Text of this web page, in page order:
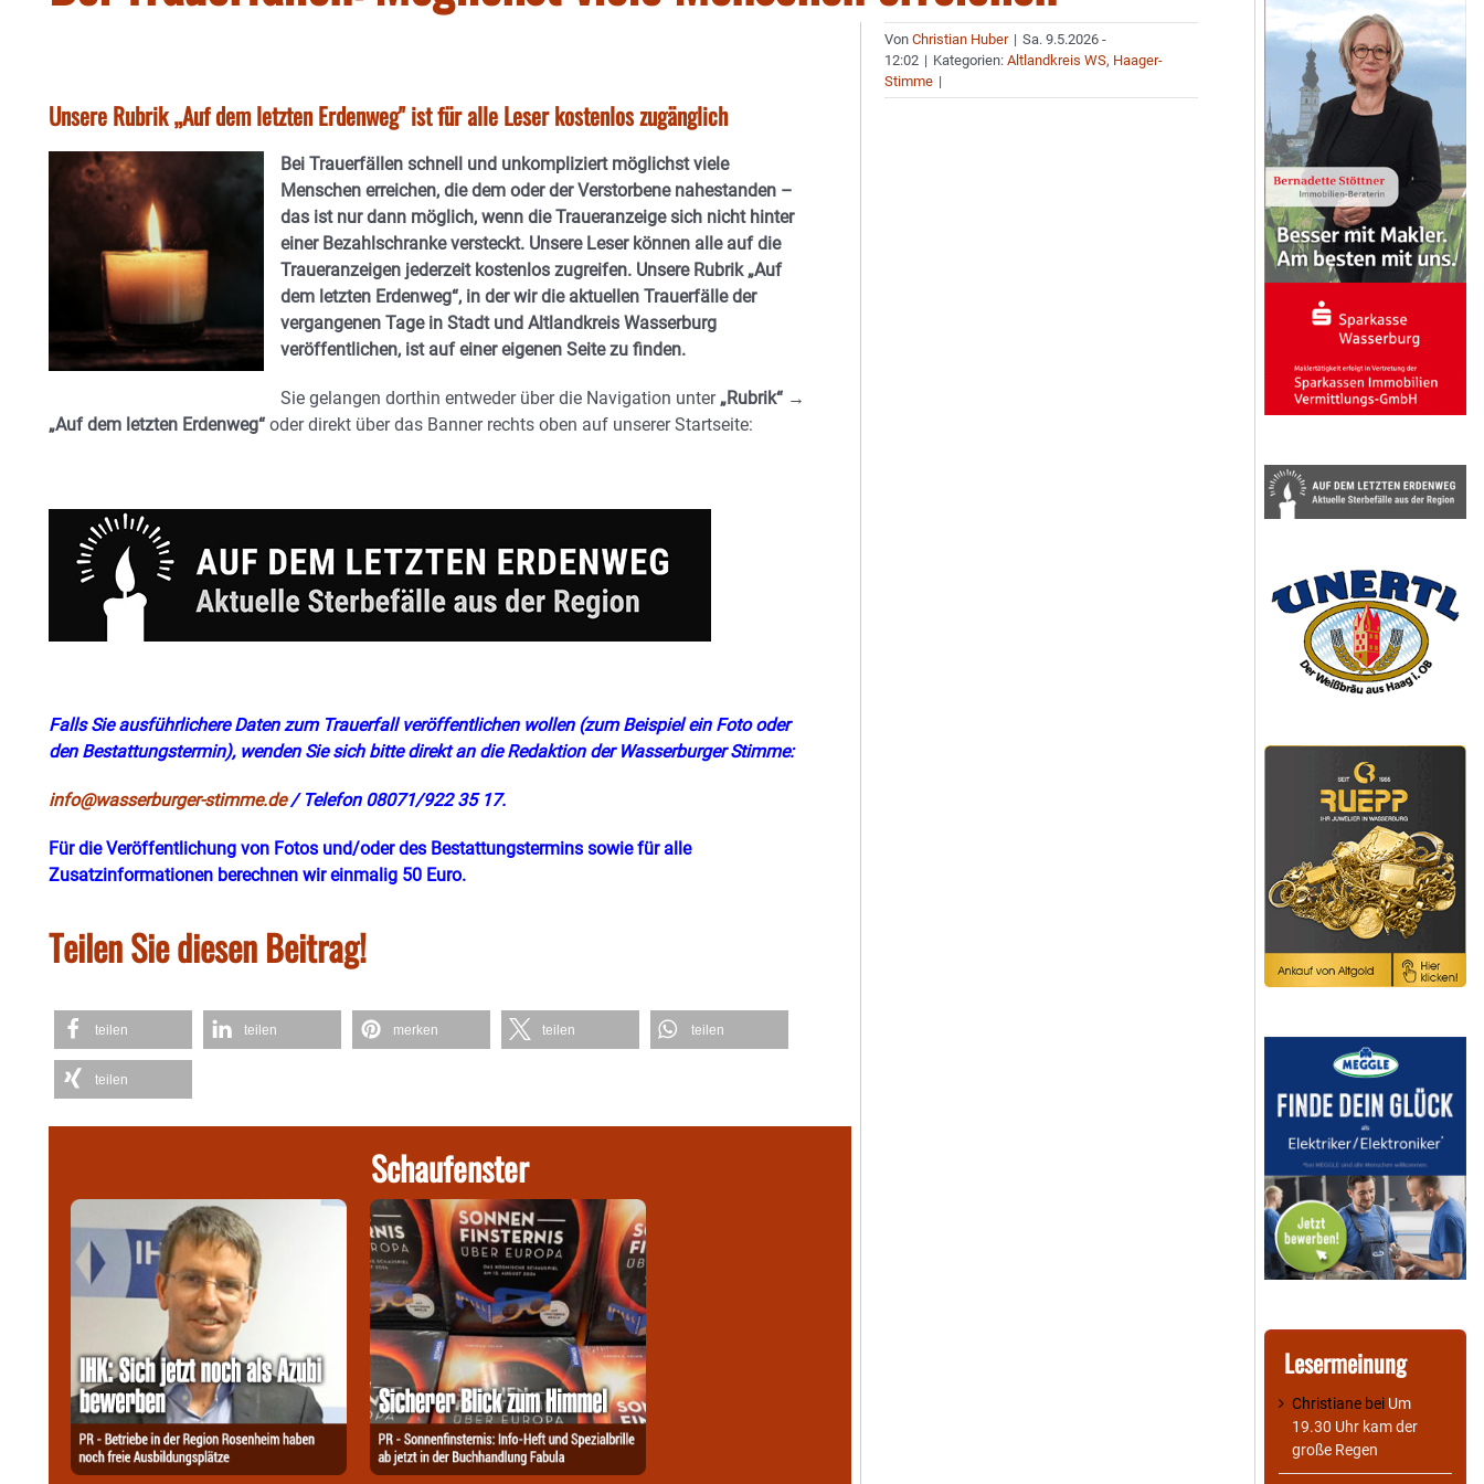
Unsere Rubrik „Auf dem letzten Erdenweg" ist für alle Leser kostenlos zugänglich
Bei Trauerfällen schnell und unkompliziert möglichst viele
Menschen erreichen, die dem oder der Verstorbene nahestanden –
das ist nur dann möglich, wenn die Traueranzeige sich nicht hinter
einer Bezahlschranke versteckt. Unsere Leser können alle auf die
Traueranzeigen jederzeit kostenlos zugreifen. Unsere Rubrik „Auf
dem letzten Erdenweg“, in der wir die aktuellen Trauerfälle der
vergangenen Tage in Stadt und Altlandkreis Wasserburg
veröffentlichen, ist auf einer eigenen Seite zu finden.
Sie gelangen dorthin entweder über die Navigation unter „Rubrik“ →
„Auf dem letzten Erdenweg“ oder direkt über das Banner rechts oben auf unserer Startseite:
Falls Sie ausführlichere Daten zum Trauerfall veröffentlichen wollen (zum Beispiel ein Foto oder
den Bestattungstermin), wenden Sie sich bitte direkt an die Redaktion der Wasserburger Stimme:
info@wasserburger-stimme.de/ Telefon 08071/922 35 17.
Für die Veröffentlichung von Fotos und/oder des Bestattungstermins sowie für alle
Zusatzinformationen berechnen wir einmalig 50 Euro.
Teilen Sie diesen Beitrag!
teilen teilen merken teilen teilen
teilen
Schaufenster
VonChristian Huber | Sa. 9.5.2026 -
12:02 | Kategorien:Altlandkreis WS, Haager-
Stimme |
Lesermeinung
Christiane bei Um
19.30 Uhr kam der
große Regen